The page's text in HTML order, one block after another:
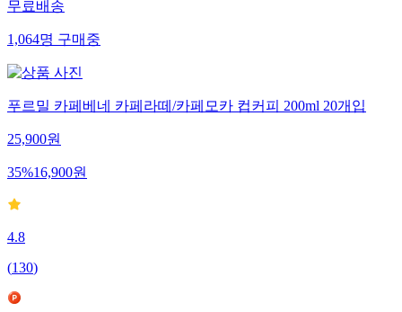
무료배송
1,064명구매중
푸르밀 카페베네 카페라떼/카페모카 컵커피 200ml 20개입
25,900원
35%16,900원
4.8
(130)